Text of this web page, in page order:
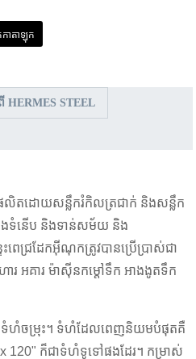
ាតាឡុក
HERMES STEEL
លិតដោយសន្លឹករំកិលត្រជាក់ និងសន្លឹក
ងទំនើប និងទាន់សម័យ និង
ពេជ្រដែកអ៊ីណុកត្រូវបានប្រើប្រាស់ជា
រ អគារ ម៉ាស៊ីនកម្តៅទឹក អាងងូតទឹក
ទំហំចម្រុះ។ ទំហំដែលពេញនិយមបំផុតគឺ
120" ក៏ជាទំហំទូទៅផងដែរ។ កម្រាស់